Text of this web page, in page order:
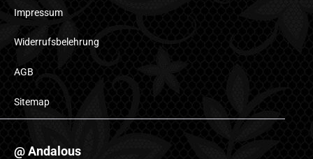
Impressum
Widerrufsbelehrung
AGB
Sitemap
@ Andalous